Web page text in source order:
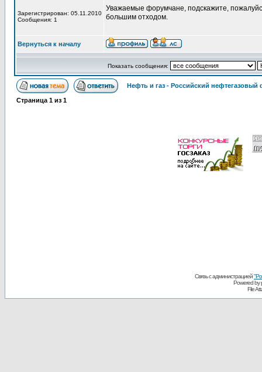
Зарегистрирован: 05.11.2010
Сообщения: 1
Уважаемые форумчане, подскажите,
большим отходом.
Вернуться к началу
Показать сообщения:
Нефть и газ - Российский нефтегазовый
Страница 1 из 1
Связь с администрацией
Powered by
File